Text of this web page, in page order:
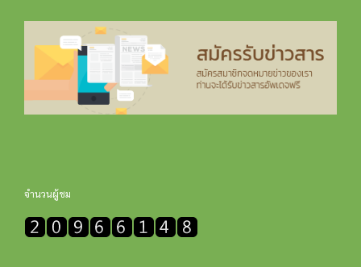
จำนวนผู้ชม